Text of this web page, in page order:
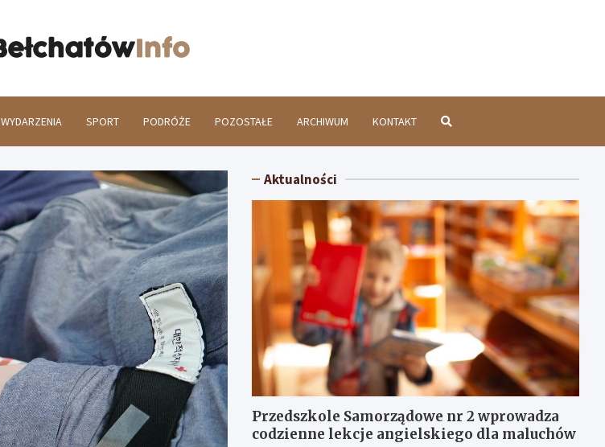
WYDARZENIA SPORT PODRÓŻE POZOSTAŁE ARCHIWUM KONTAKT
Aktualności
Przedszkole Samorządowe nr 2 wprowadza
codzienne lekcje angielskiego dla maluchów